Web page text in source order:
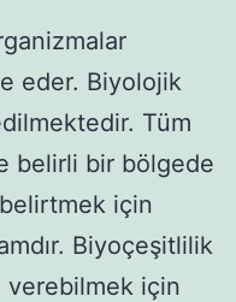
eder. Biyolojik
Tüm
belirli bir bölgede
için
Biyoçeşitlilik
verebilmek için